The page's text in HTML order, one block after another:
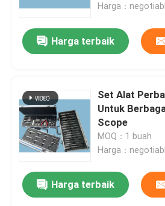
Harga：
Harga terbaik
Set Alat
Untuk
Scope
MOQ：1 buah
Harga：
Harga terbaik